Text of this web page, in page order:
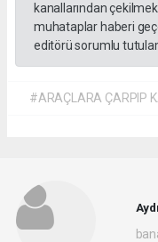
kanallarından
muhataplar haberi
editörü sorumlu
#ARAÇLARA ÇARPIP